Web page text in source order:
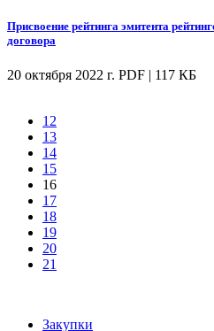
Присвоение рейтинга эмитента
договора
20 октября 2022 г. PDF | 117 КБ
12
13
14
15
16
17
18
19
20
21
Закупки